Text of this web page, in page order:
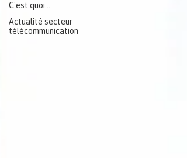
C'est quoi...
Actualité secteur
télécommunication